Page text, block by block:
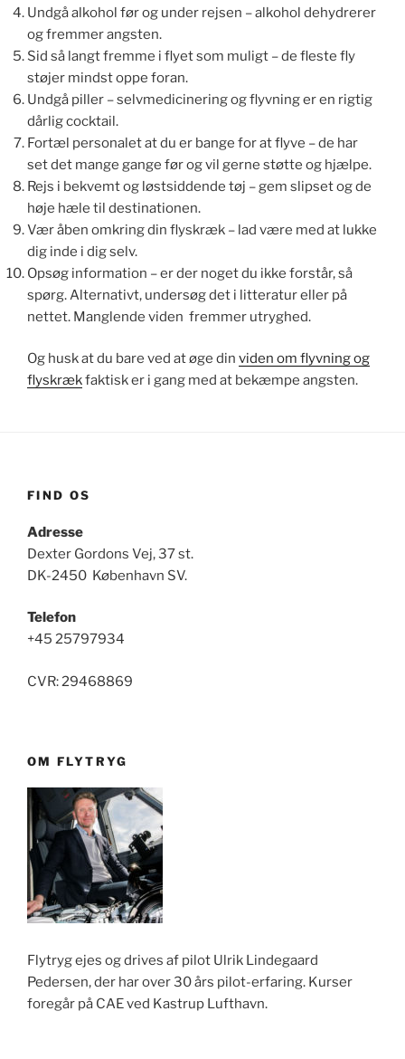
Undgå alkohol før og under rejsen – alkohol dehydrerer
og fremmer angsten.
Sid så langt fremme i flyet som muligt – de fleste fly
støjer mindst oppe foran.
Undgå piller – selvmedicinering og flyvning er en rigtig
dårlig cocktail.
Fortæl personalet at du er bange for at flyve – de har
set det mange gange før og vil gerne støtte og hjælpe.
Rejs i bekvemt og løstsiddende tøj – gem slipset og de
høje hæle til destinationen.
Vær åben omkring din flyskræk – lad være med at lukke
dig inde i dig selv.
Opsøg information – er der noget du ikke forstår, så
spørg. Alternativt, undersøg det i litteratur eller på
nettet. Manglende viden fremmer utryghed.
Og husk at du bare ved at øge din viden om flyvning og
flyskrækfaktisk er i gang med at bekæmpe angsten.
FIND OS
Adresse
Dexter Gordons Vej, 37 st.
DK-2450 København SV.
Telefon
+45 25797934
CVR: 29468869
OM FLYTRYG
Flytryg ejes og drives af pilot Ulrik Lindegaard
Pedersen, der har over 30 års pilot-erfaring. Kurser
foregår på CAE ved Kastrup Lufthavn.